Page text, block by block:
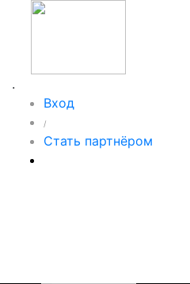
.
Вход
/
Стать партнёром